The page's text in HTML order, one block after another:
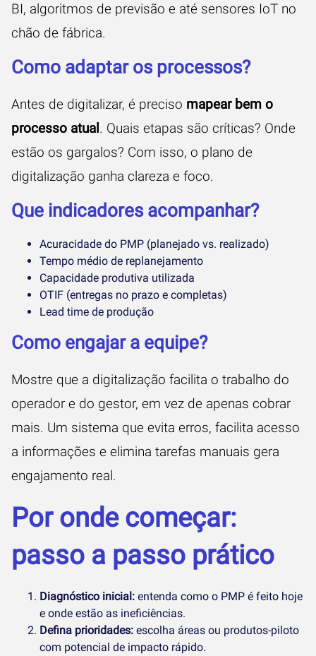
BI, algoritmos de previsão e até sensores IoT no
chão de fábrica.
Como adaptar os processos?
Antes de digitalizar, é preciso mapear bem o
processo atual . Quais etapas são críticas? Onde
estão os gargalos? Com isso, o plano de
digitalização ganha clareza e foco.
Que indicadores acompanhar?
Acuracidade do PMP (planejado vs. realizado)
Tempo médio de replanejamento
Capacidade produtiva utilizada
OTIF (entregas no prazo e completas)
Lead time de produção
Como engajar a equipe?
Mostre que a digitalização facilita o trabalho do
operador e do gestor, em vez de apenas cobrar
mais. Um sistema que evita erros, facilita acesso
a informações e elimina tarefas manuais gera
engajamento real.
Por onde começar:
passo a passo prático
Diagnóstico inicial: entenda como o PMP é feito hoje
e onde estão as ineficiências.
Defina prioridades: escolha áreas ou produtos-piloto
com potencial de impacto rápido.